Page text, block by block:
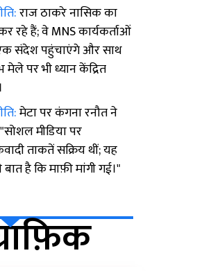
राज ठाकरे नासिक का
रहे हैं; वे MNS कार्यकर्ताओं
संदेश पहुंचाएंगे और साथ
मेले पर भी ध्यान केंद्रित
मेटा पर कंगना रनौत ने
मीडिया पर
ताकतें सक्रिय थीं; यह
है कि माफ़ी मांगी गई।"